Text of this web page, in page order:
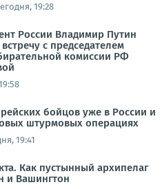
19:28
России Владимир Путин
с председателем
комиссии РФ
бойцов уже в России и
штурмовых операциях
19:41
Как пустынный архипелаг
и Вашингтон